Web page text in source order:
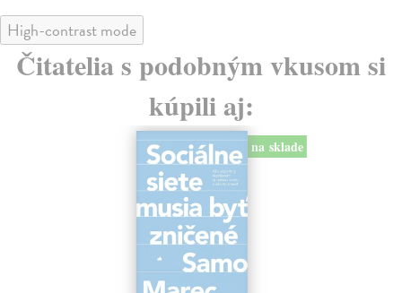
High-contrast mode
Čitatelia s podobným vkusom si
kúpili aj:
na sklade